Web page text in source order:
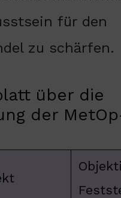
für den
zu schärfen.
über die
der